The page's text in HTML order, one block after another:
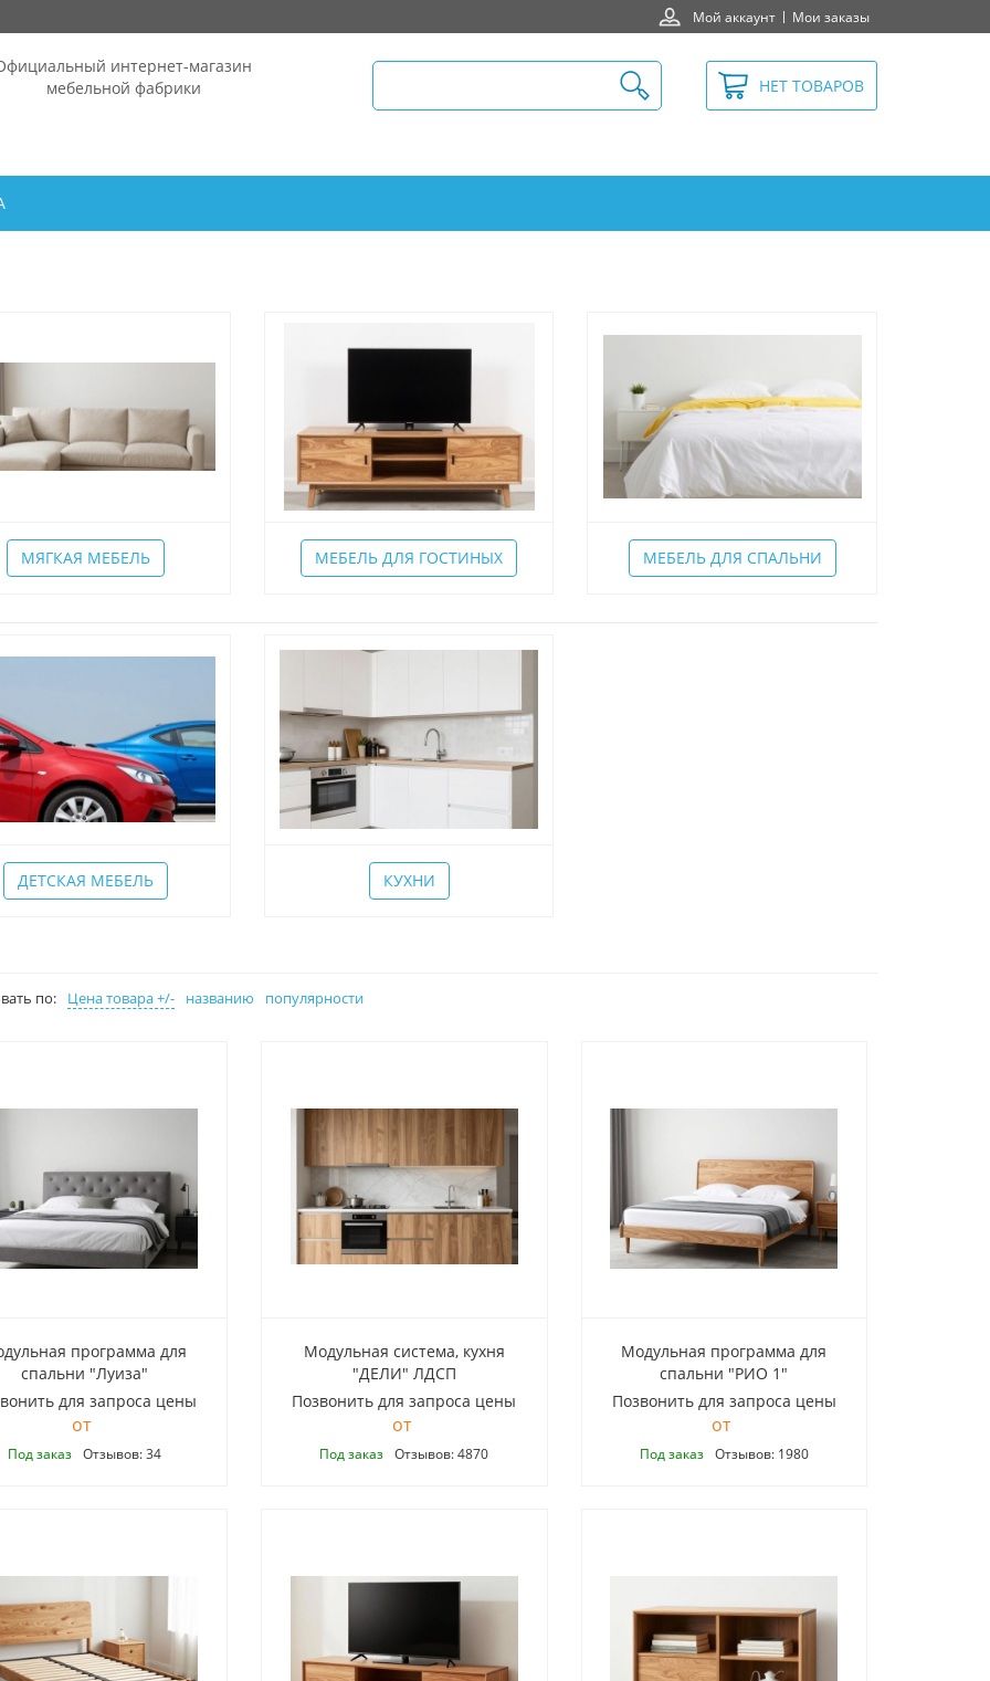
Мой аккаунт Мои заказы
интернет-магазин
мебельной фабрики
НЕТ ТОВАРОВ
МЯГКАЯ МЕБЕЛЬ МЕБЕЛЬ ДЛЯ ГОСТИНЫХ МЕБЕЛЬ ДЛЯ СПАЛЬНИ
ДЕТСКАЯ МЕБЕЛЬ КУХНИ
по: Цена товара +/- названию популярности
программа для
спальни "Луиза"
для запроса цены
Под заказ Отзывов: 34
Модульная система, кухня
"ДЕЛИ" ЛДСП
Позвонить для запроса цены
Под заказ Отзывов: 4870
Модульная программа для
спальни "РИО 1"
Позвонить для запроса цены
Под заказ Отзывов: 1980